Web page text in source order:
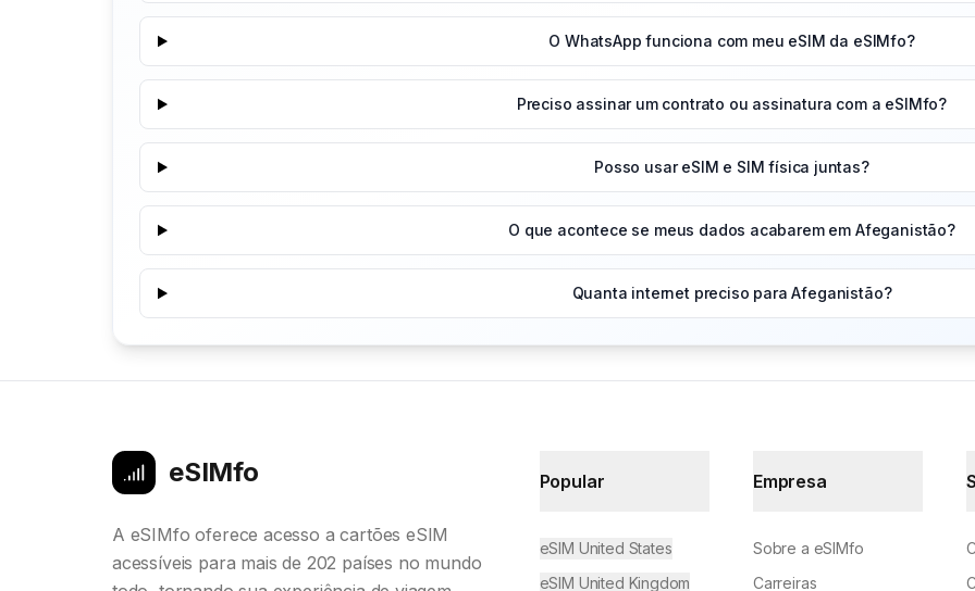
O WhatsApp funciona com meu eSIM da eSIMfo?
Preciso assinar um contrato ou assinatura com a eSIMfo?
Posso usar eSIM e SIM física juntas?
O que acontece se meus dados acabarem em Afeganistão?
Quanta internet preciso para Afeganistão?
eSIMfo
A eSIMfo oferece acesso a cartões eSIM
acessíveis para mais de 202 países no mundo
Popular
eSIM United States
eSIM United Kingdom
Empresa
Sobre a eSIMfo
Carreiras